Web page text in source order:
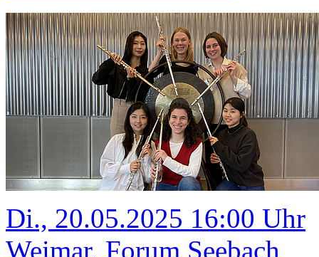
Di., 20.05.2025 16:00 Uhr
Weimar, Forum Seebach